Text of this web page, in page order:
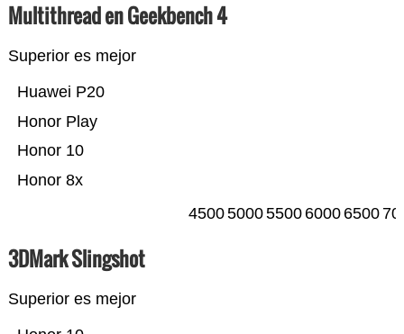
Multithread en Geekbench 4
Superior es mejor
Honor 8x
Honor 10
Honor Play
Huawei P20
450050005500 6000 6500
3DMark Slingshot
Superior es mejor